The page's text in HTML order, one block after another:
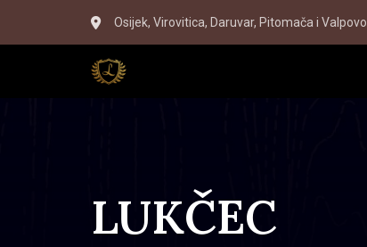
Osijek, Virovitica, Daruvar, Pitomača i Valpovo
LUKČEC